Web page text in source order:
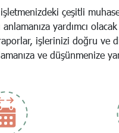
çeşitli
anlamanıza yardımcı
işlerinizi doğru ve
ve düşünmenize